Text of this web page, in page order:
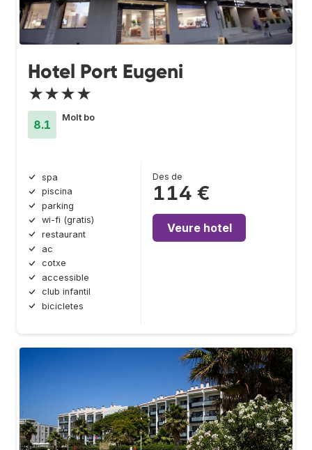
Hotel Port Eugeni
★★★★
8.1
Molt bo
spa
piscina
parking
wi-fi (gratis)
restaurant
ac
cotxe
accessible
club infantil
bicicletes
Des de
114 €
Veure hotel